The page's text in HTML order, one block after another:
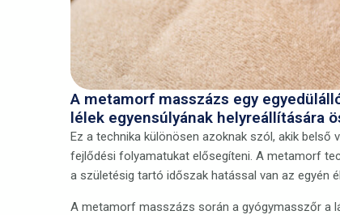
A metamorf masszázs egy
lélek egyensúlyának helyreállítására
Ez a technika különösen azoknak szól, akik
fejlődési folyamatukat elősegíteni. A metamorf
a születésig tartó időszak hatással van az egyén
A metamorf masszázs során a gyógymasszőr a